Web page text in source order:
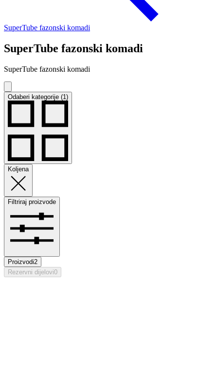
SuperTube fazonski komadi
SuperTube fazonski komadi
SuperTube fazonski komadi
Odaberi kategorije (1)
Koljena
Filtriraj proizvode
Proizvodi2
Rezervni dijelovi0